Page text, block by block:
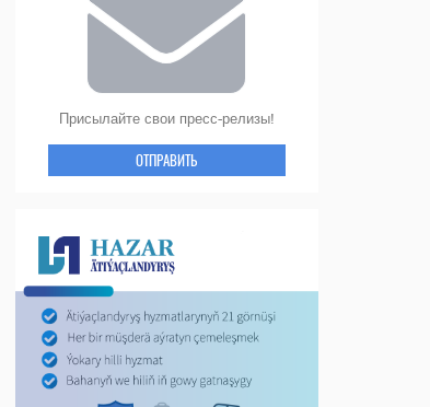
Присылайте свои пресс-релизы!
ОТПРАВИТЬ